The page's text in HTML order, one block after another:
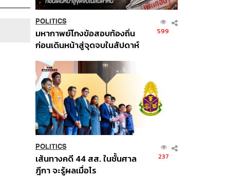
POLITICS
มหากาพย์โกงข้อสอบท้องถิ่น
ก่อนเดินหน้าสู่จุดจบในสัปดาห์
599
POLITICS
เส้นทางคดี 44 สส. ในชั้นศาล
ฎีกา จะรู้ผลเมื่อไร
237